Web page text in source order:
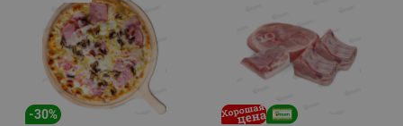
-30%